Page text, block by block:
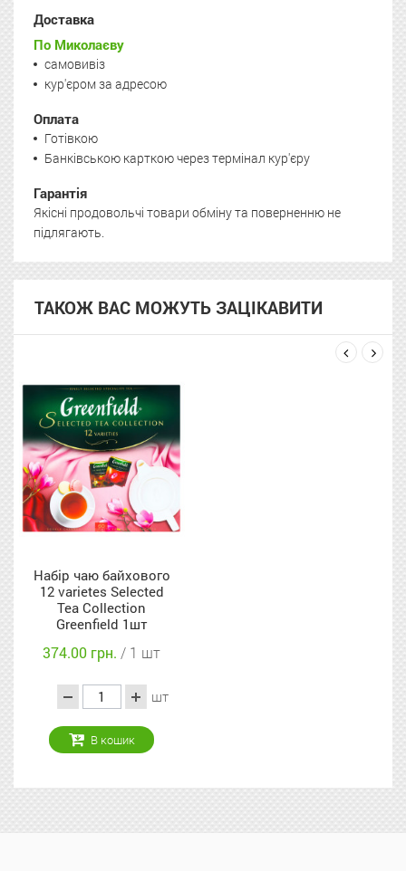
Доставка
По Миколаєву
самовивіз
кур'єром за адресою
Оплата
Готівкою
Банківською карткою через термінал кур'єру
Гарантія
Якісні продовольчі товари обміну та поверненню не
підлягають.
ТАКОЖ ВАС МОЖУТЬ ЗАЦІКАВИТИ
Набір чаю байхового
12 varietes Selected
Tea Collection
Greenfield 1шт
374.00 грн. / 1 шт
шт
В кошик
prev
next